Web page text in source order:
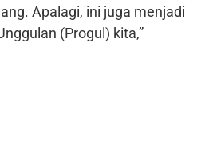
Apalagi, ini juga menjadi
(Progul) kita,”